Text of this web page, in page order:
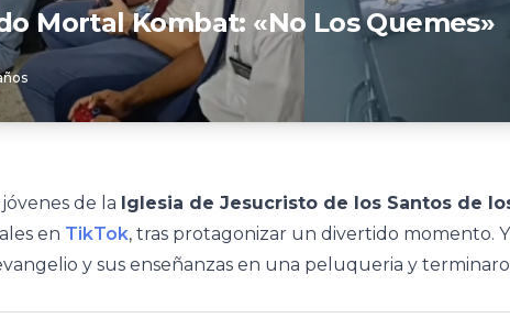
Mortal Kombat: «No Los Quemes»
de la Iglesia de Jesucristo de los Santos de
en TikTok, tras protagonizar un divertido momento.
y sus enseñanzas en una peluqueria y